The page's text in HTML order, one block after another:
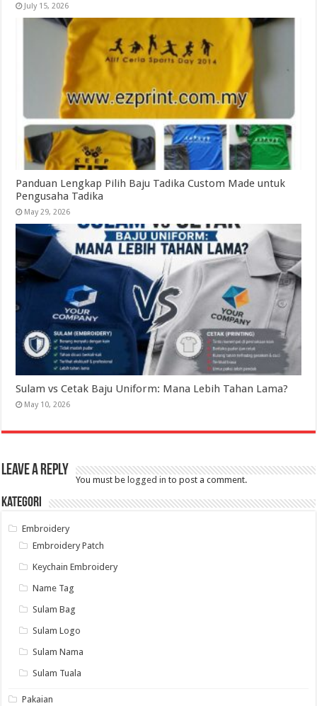
July 15, 2026
Panduan Lengkap Pilih Baju Tadika Custom Made untuk
Pengusaha Tadika
May 29, 2026
Sulam vs Cetak Baju Uniform: Mana Lebih Tahan Lama?
May 10, 2026
Leave a Reply
You must be logged in to post a comment.
Kategori
Embroidery
Embroidery Patch
Keychain Embroidery
Name Tag
Sulam Bag
Sulam Logo
Sulam Nama
Sulam Tuala
Pakaian